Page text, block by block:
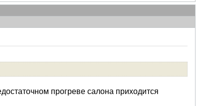
прогреве салона приходится